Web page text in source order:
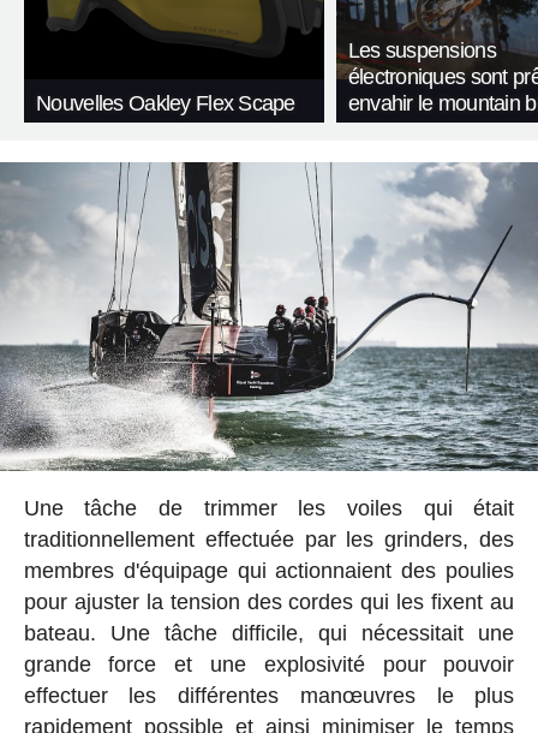
Nouvelles Oakley Flex Scape
Les suspensions
électroniques sont
envahir le mountain
Une tâche de trimmer les voiles qui était
traditionnellement effectuée par les grinders, des
membres d'équipage qui actionnaient des poulies
pour ajuster la tension des cordes qui les fixent au
bateau. Une tâche difficile, qui nécessitait une
grande force et une explosivité pour pouvoir
effectuer les différentes manœuvres le plus
rapidement possible et ainsi minimiser le temps